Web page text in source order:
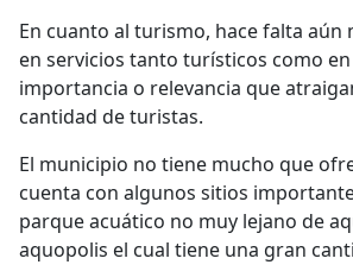
En cuanto al turismo, hace falta aún
en servicios tanto turísticos como
importancia o relevancia que
cantidad de turistas.
El municipio no tiene mucho que
cuenta con algunos sitios
parque acuático no muy lejano de
aquopolis el cual tiene una gran